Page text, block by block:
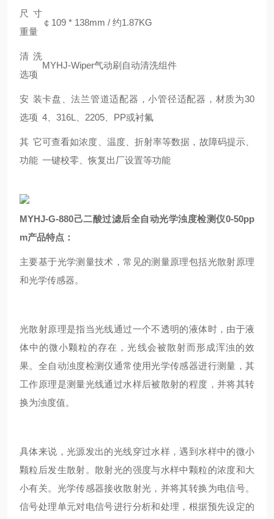
尺寸
重量
￠109 * 138mm / 约1.87KG
清洗
选项
MYHJ-Wiper气动刷自动清洗组件
安装
选项
卡盘、法兰管道适配器，小管径适配器，材质为30
4、316L、2205、PP或衬氟
其它
功能
可查看如浓度、温度、折射率等数据，故障码提示、
一键校零、恢复出厂设置等功能
MYHJ-G-880己二酸过滤后全自动光学浊度检测仪0-50pp
m产品特点：
主要基于光学测量技术，常见的测量原理包括光散射原理
和光学传感器。
光散射原理是指当光线通过一个不透明的液体时，由于液
体中的微小颗粒的存在，光线会被散射而形成浑浊的效
果。全自动浊度检测仪通常使用光学传感器进行测量，其
工作原理是测量光线通过水样后被散射的程度，并将其转
换为浊度值。
具体来说，光源发出的光线穿过水样，遇到水样中的微小
颗粒后发生散射。散射光的强度与水样中颗粒的浓度和大
小有关。光学传感器接收散射光，并将其转换为电信号。
信号处理单元对电信号进行分析和处理，根据预先设定的